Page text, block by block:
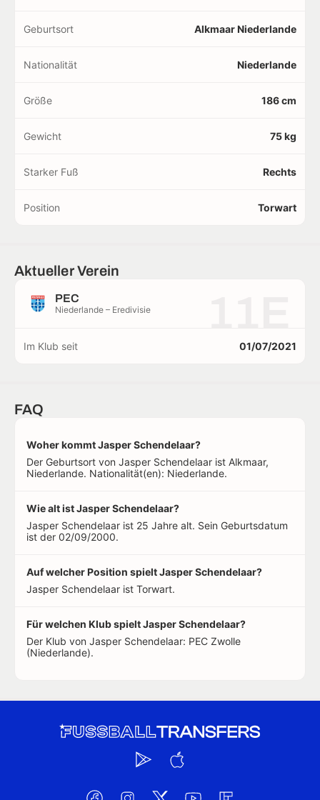
Geburtsort Alkmaar Niederlande
Nationalität Niederlande
Größe 186 cm
Gewicht 75 kg
Starker Fuß Rechts
Position Torwart
Aktueller Verein
PEC
Niederlande – Eredivisie
Im Klub seit 01/07/2021
FAQ
Woher kommt Jasper Schendelaar?
Der Geburtsort von Jasper Schendelaar ist Alkmaar,
Niederlande. Nationalität(en): Niederlande.
Wie alt ist Jasper Schendelaar?
Jasper Schendelaar ist 25 Jahre alt. Sein Geburtsdatum
ist der 02/09/2000.
Auf welcher Position spielt Jasper Schendelaar?
Jasper Schendelaar ist Torwart.
Für welchen Klub spielt Jasper Schendelaar?
Der Klub von Jasper Schendelaar: PEC Zwolle
(Niederlande).